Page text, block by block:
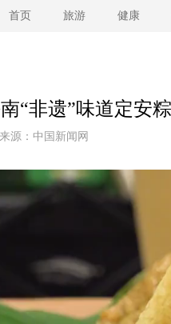
首页 旅游 健康
“非遗”味道定安
源： 中国新闻网